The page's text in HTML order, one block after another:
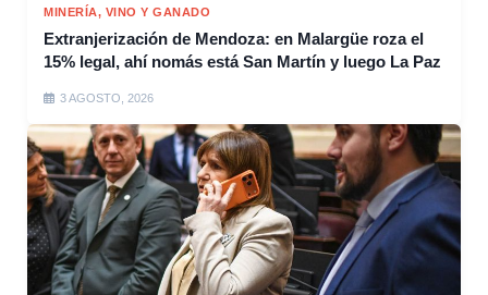
MINERÍA, VINO Y GANADO
Extranjerización de Mendoza: en Malargüe roza el
15% legal, ahí nomás está San Martín y luego La Paz
3 AGOSTO, 2026